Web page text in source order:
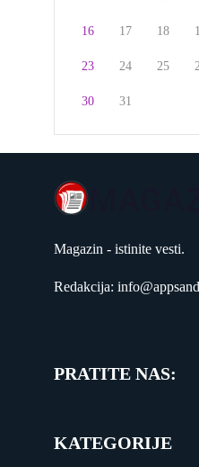
16 17 18
23 24 25
30 31
Magazin - istinite vesti.
Redakcija:
PRATITE NAS:
KATEGORIJE